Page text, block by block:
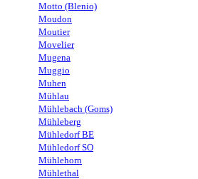
Motto (Blenio)
Moudon
Moutier
Movelier
Mugena
Muggio
Muhen
Mühlau
Mühlebach (Goms)
Mühleberg
Mühledorf BE
Mühledorf SO
Mühlehorn
Mühlethal